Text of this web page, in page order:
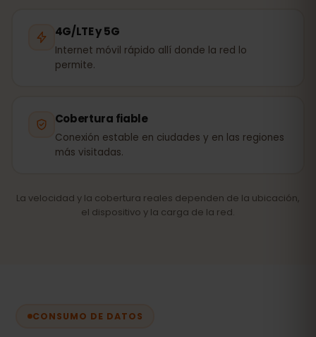
4G/LTE y 5G
Internet móvil rápido allí donde la red lo
permite.
Cobertura fiable
Conexión estable en ciudades y en las regiones
más visitadas.
La velocidad y la cobertura reales dependen de la ubicación,
el dispositivo y la carga de la red.
CONSUMO DE DATOS